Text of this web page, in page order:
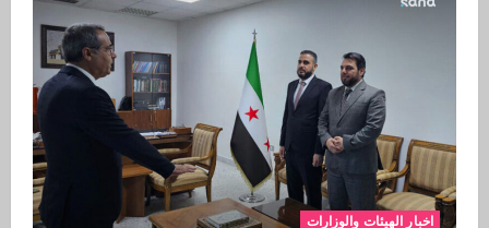
اخبار الهيئات والوزارات